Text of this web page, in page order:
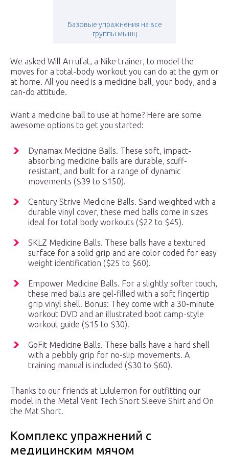
Базовые упражнения на все
группы мышц
We asked Will Arrufat, a Nike trainer, to model the
moves for a total-body workout you can do at the gym or
at home. All you need is a medicine ball, your body, and a
can-do attitude.
Want a medicine ball to use at home? Here are some
awesome options to get you started:
Dynamax Medicine Balls. These soft, impact-
absorbing medicine balls are durable, scuff-
resistant, and built for a range of dynamic
movements ($39 to $150).
Century Strive Medicine Balls. Sand weighted with a
durable vinyl cover, these med balls come in sizes
ideal for total body workouts ($22 to $45).
SKLZ Medicine Balls. These balls have a textured
surface for a solid grip and are color coded for easy
weight identification ($25 to $60).
Empower Medicine Balls. For a slightly softer touch,
these med balls are gel-filled with a soft fingertip
grip vinyl shell. Bonus: They come with a 30-minute
workout DVD and an illustrated boot camp-style
workout guide ($15 to $30).
GoFit Medicine Balls. These balls have a hard shell
with a pebbly grip for no-slip movements. A
training manual is included ($30 to $60).
Thanks to our friends at Lululemon for outfitting our
model in the Metal Vent Tech Short Sleeve Shirt and On
the Mat Short.
Комплекс упражнений с
медицинским мячом